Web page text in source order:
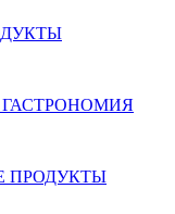
ПРОДУКТЫ